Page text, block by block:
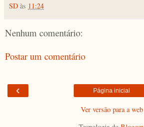
SD às 11:24
Nenhum comentário:
Postar um comentário
‹ Página inicial
Ver versão para a web